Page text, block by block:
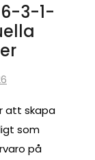
3-1-
att skapa
som
på